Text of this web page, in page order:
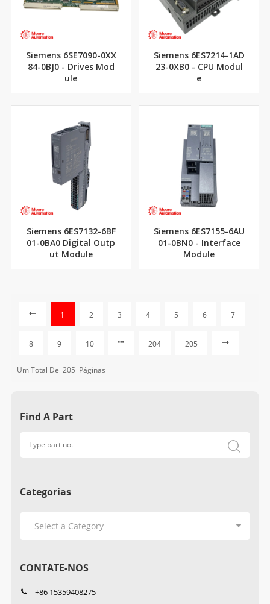
Siemens 6SE7090-0XX
84-0BJ0 - Drives Mod
ule
Siemens 6ES7214-1AD
23-0XB0 - CPU Modul
e
Siemens 6ES7132-6BF
01-0BA0 Digital Outp
ut Module
Siemens 6ES7155-6AU
01-0BN0 - Interface
Module
1 2 3 4 5 6 7
8 9 10 204 205
Um Total De 205 Páginas
Find A Part
Categorias
CONTATE-NOS
+86 15359408275